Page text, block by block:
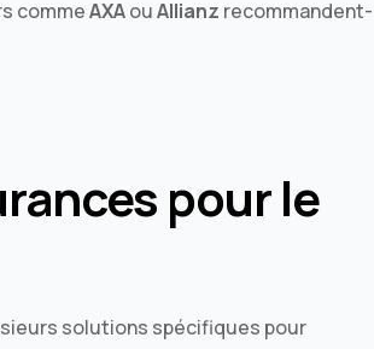
commeAXAouAllianz recommandent-
pour le
solutions spécifiques pour